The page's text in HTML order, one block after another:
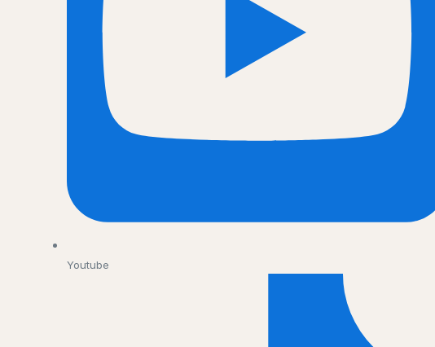
Youtube